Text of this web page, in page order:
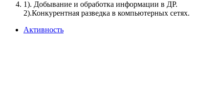
1). Добывание и обработка информации в ДР.
2).Конкурентная разведка в компьютерных сетях.
Активность